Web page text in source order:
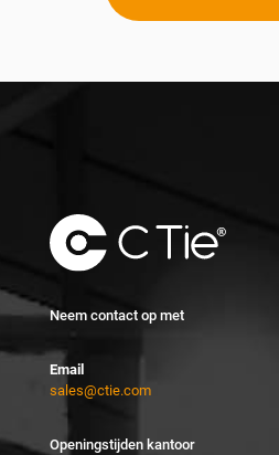
Neem contact op met
Email
sales@ctie.com
Openingstijden kantoor